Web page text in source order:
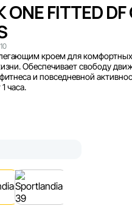
FITTED DF
кроем для комфортных
Обеспечивает свободу
и повседневной
часа.